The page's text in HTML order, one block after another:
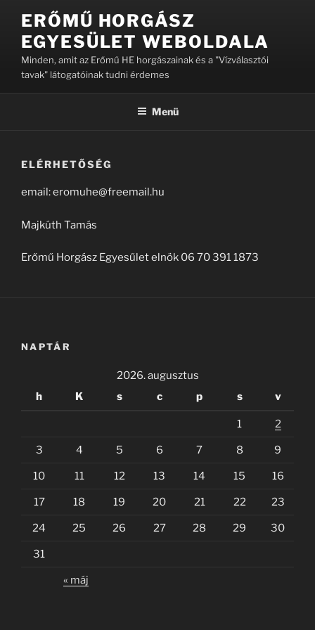
Tartalomhoz
ERŐMŰ HORGÁSZ
EGYESÜLET WEBOLDALA
Minden, amit az Erőmű HE horgászainak és a "Vízválasztói
tavak" látogatóinak tudni érdemes
Menü
ELÉRHETŐSÉG
email: eromuhe@freemail.hu
Majkúth Tamás
Erőmű Horgász Egyesűlet elnök 06 70 391 1873
NAPTÁR
2026. augusztus
h
K s c p s v
1 2
3 4 5 6 7 8 9
10 11 12 13 14 15 16
17 18 19 20 21 22 23
24 25 26 27 28 29 30
31
« máj